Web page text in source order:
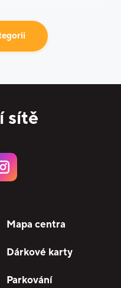
sítě
Mapa centra
Dárkové karty
Parkování